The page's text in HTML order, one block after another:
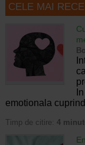
CELE MAI
emotionala
Timp de citire: 4